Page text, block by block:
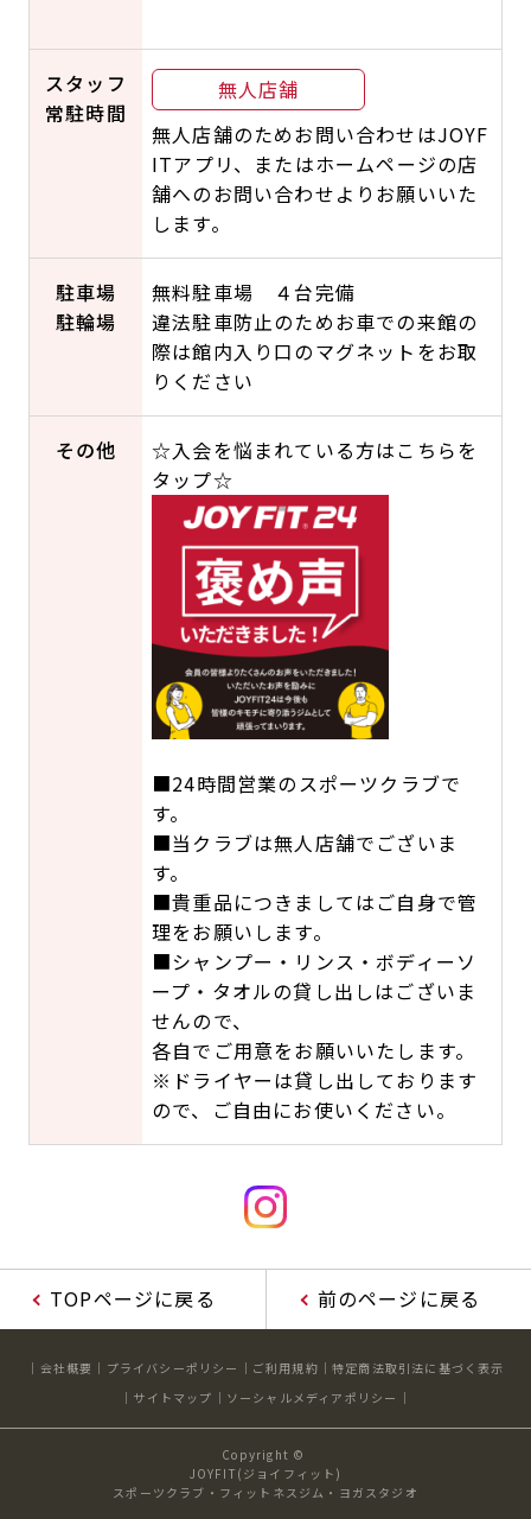
スタッフ
常駐時間
無人店舗
無人店舗のためお問い合わせはJOYF
ITアプリ、またはホームページの店
舗へのお問い合わせよりお願いいた
します。
駐車場
駐輪場
無料駐車場 ４台完備
違法駐車防止のためお車での来館の
際は館内入り口のマグネットをお取
りください
その他
☆入会を悩まれている方はこちらを
タップ☆
■24時間営業のスポーツクラブで
す。
■当クラブは無人店舗でございま
す。
■貴重品につきましてはご自身で管
理をお願いします。
■シャンプー・リンス・ボディーソ
ープ・タオルの貸し出しはございま
せんので、
各自でご用意をお願いいたします。
※ドライヤーは貸し出しております
ので、ご自由にお使いください。
TOPページに戻る 前のページに戻る
会社概要 プライバシーポリシー ご利用規約
特定商法取引法に基づく表示
サイトマップ
ソーシャルメディアポリシー
Copyright ©
JOYFIT(ジョイフィット)
スポーツクラブ・フィットネスジム・ヨガスタジオ